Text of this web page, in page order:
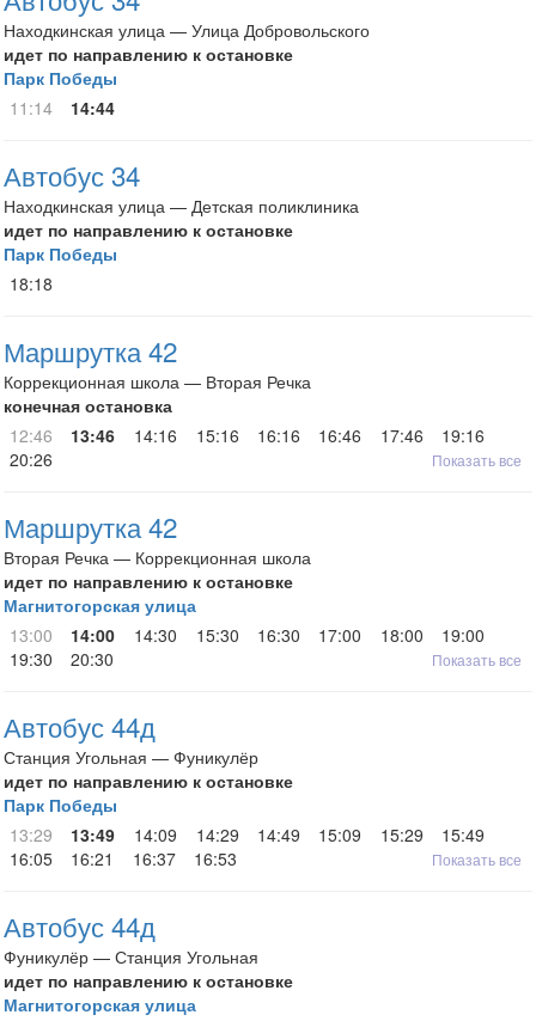
Находкинская улица — Улица Добровольского
идет по направлению к остановке
Парк Победы
11:14
14:44
Автобус 34
Находкинская улица — Детская поликлиника
идет по направлению к остановке
Парк Победы
18:18
Маршрутка 42
Коррекционная школа — Вторая Речка
конечная остановка
12:46
13:46 14:16 15:16 16:16 16:46 17:46
19:16
20:26
Показать все
Маршрутка 42
Вторая Речка — Коррекционная школа
идет по направлению к остановке
Магнитогорская улица
13:00
14:00 14:30 15:30 16:30 17:00 18:00
19:00
19:30
20:30 Показать все
Автобус 44д
Станция Угольная — Фуникулёр
идет по направлению к остановке
Парк Победы
13:29
13:49 14:09 14:29 14:49 15:09 15:29
15:49
16:05
16:21 16:37 16:53 Показать все
Автобус 44д
Фуникулёр — Станция Угольная
идет по направлению к остановке
Магнитогорская улица